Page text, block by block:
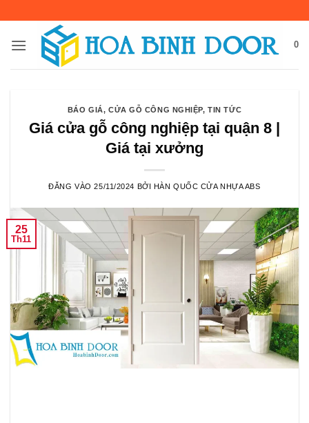
nội
0
BÁO GIÁ, CỬA GỖ CÔNG NGHIỆP,TIN TỨC
Giá cửa gỗ công nghiệp tại quận 8 |
Giá tại xưởng
ĐĂNG VÀO25/11/2024 BỞI HÀN QUỐC CỬA NHỰA ABS
25
Th11